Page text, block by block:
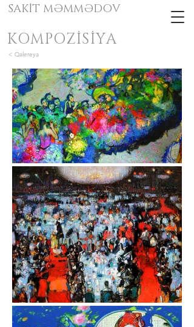
SAKİT MƏMMƏDOV
< Qalereya
KOMPOZİSİYA